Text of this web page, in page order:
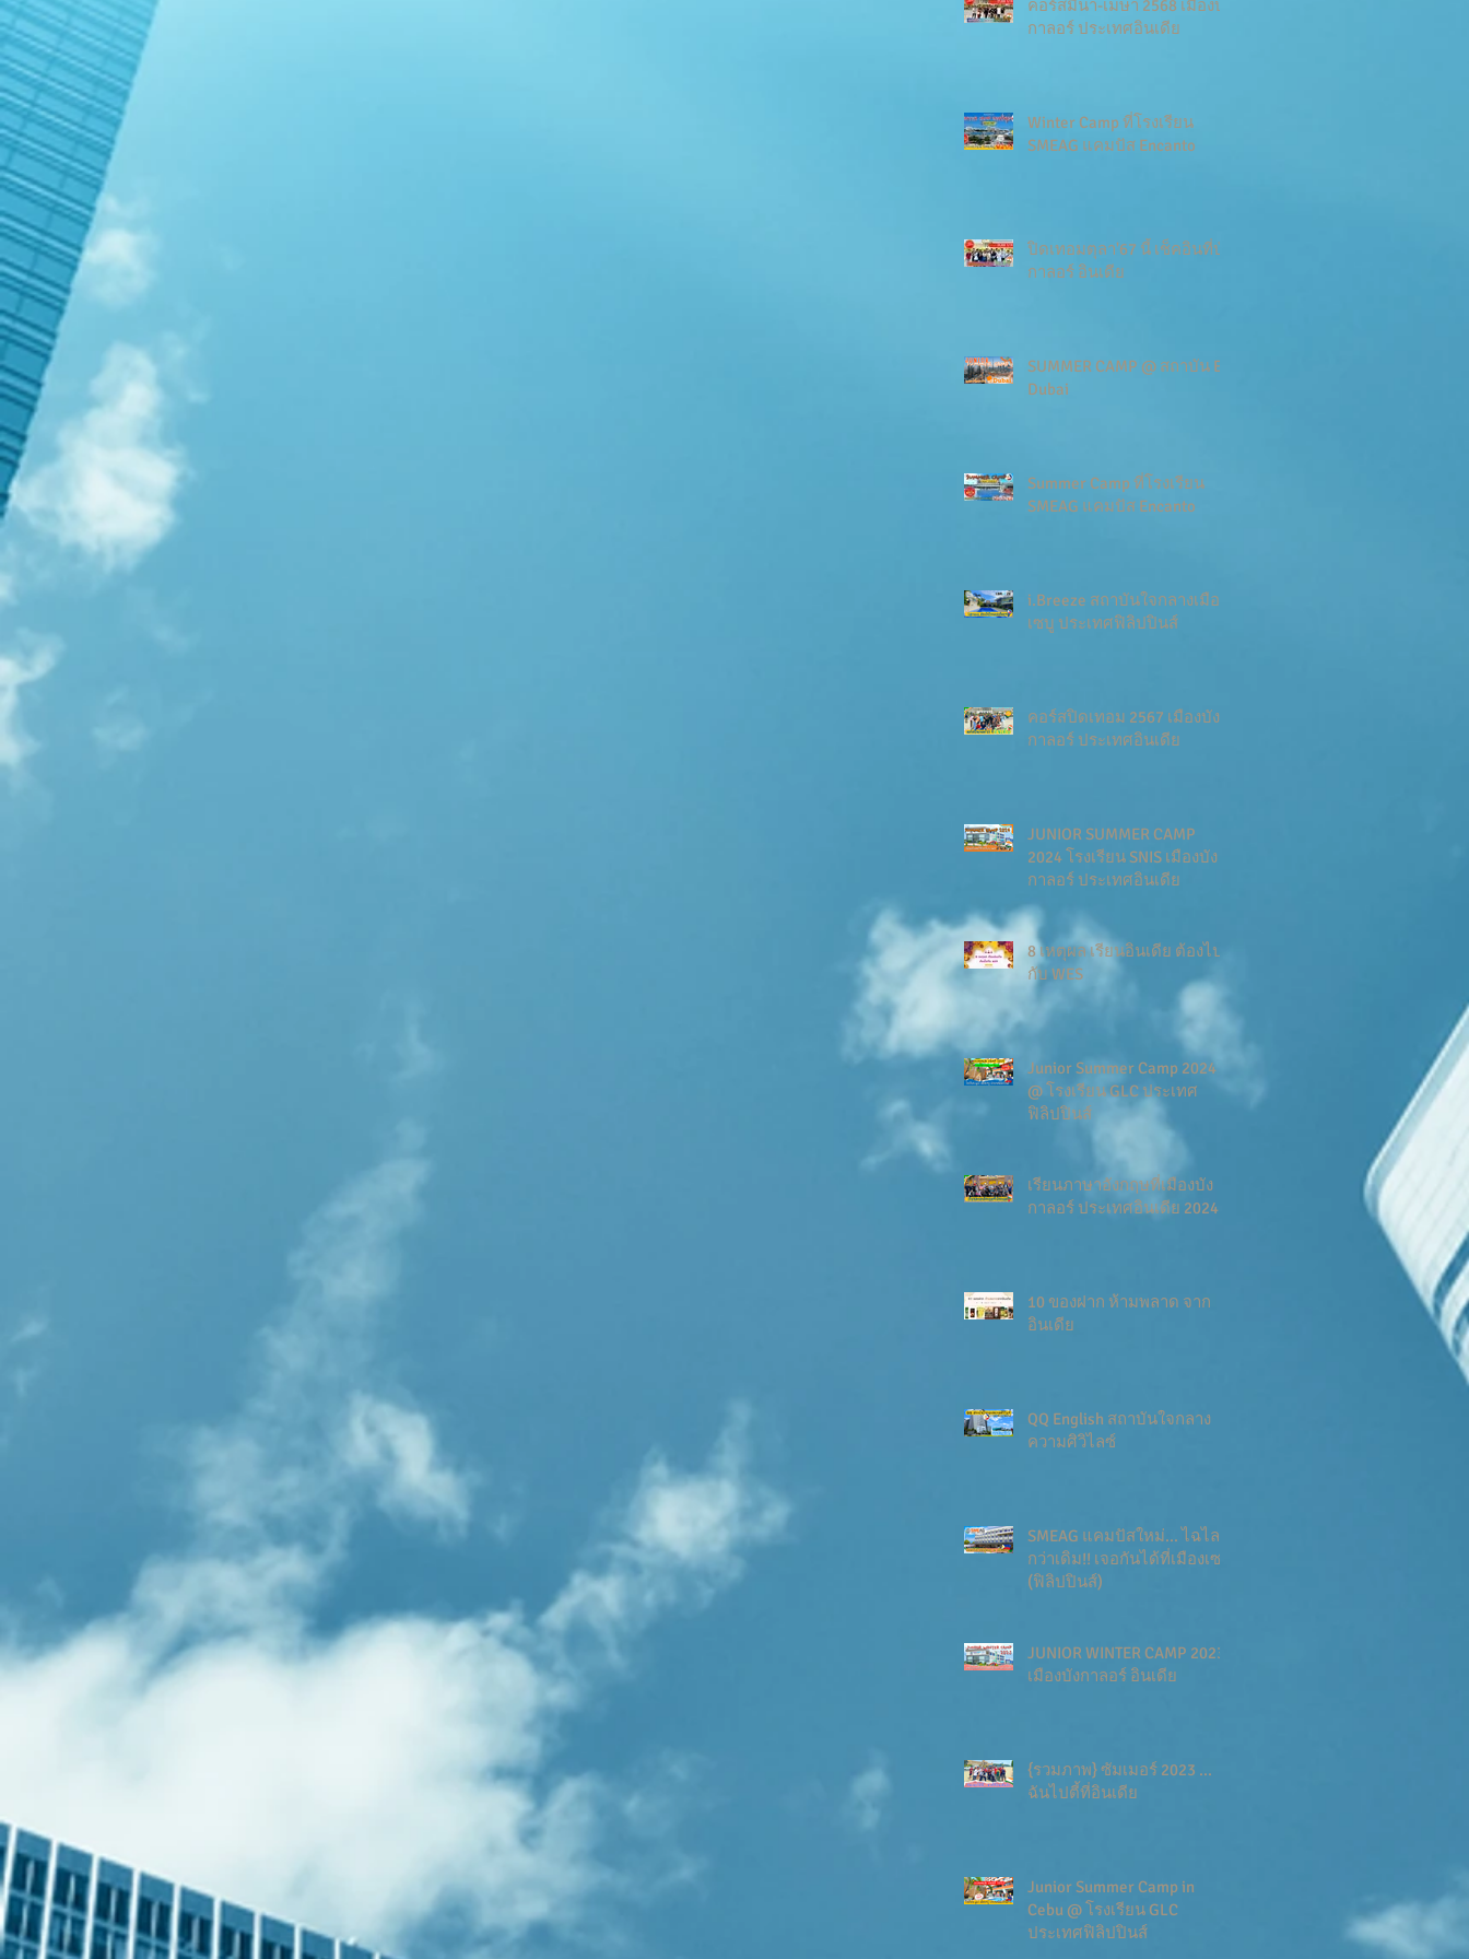
คอร์สมีนา-เมษา 2568 เมืองบัง
กาลอร์ ประเทศอินเดีย
Winter Camp ที่โรงเรียน
SMEAG แคมปัส Encanto
ปิดเทอมตุลา'67 นี้ เช็คอินที่บัง
กาลอร์ อินเดีย
SUMMER CAMP @ สถาบัน ES
Dubai
Summer Camp ที่โรงเรียน
SMEAG แคมปัส Encanto
i.Breeze สถาบันใจกลางเมือง
เซบู ประเทศฟิลิปปินส์
คอร์สปิดเทอม 2567 เมืองบัง
กาลอร์ ประเทศอินเดีย
JUNIOR SUMMER CAMP
2024 โรงเรียน SNIS เมืองบัง
กาลอร์ ประเทศอินเดีย
8 เหตุผล เรียนอินเดีย ต้องไป
กับ WES
Junior Summer Camp 2024
@ โรงเรียน GLC ประเทศ
ฟิลิปปินส์
เรียนภาษาอังกฤษที่เมืองบัง
กาลอร์ ประเทศอินเดีย 2024
10 ของฝาก ห้ามพลาด จาก
อินเดีย
QQ English สถาบันใจกลาง
ความศิวิไลซ์
SMEAG แคมปัสใหม่... ไฉไล
กว่าเดิม!! เจอกันได้ที่เมืองเซบู
(ฟิลิปปินส์)
JUNIOR WINTER CAMP 2023
เมืองบังกาลอร์ อินเดีย
{รวมภาพ} ซัมเมอร์ 2023 ...
ฉันไปตี้ที่อินเดีย
Junior Summer Camp in
Cebu @ โรงเรียน GLC
ประเทศฟิลิปปินส์